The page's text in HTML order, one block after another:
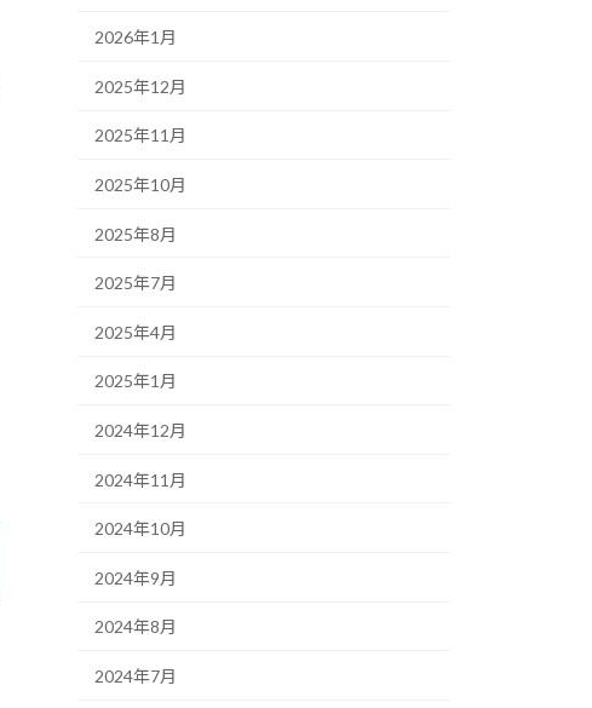
2026年1月
2025年12月
2025年11月
2025年10月
2025年8月
2025年7月
2025年4月
2025年1月
2024年12月
2024年11月
2024年10月
2024年9月
2024年8月
2024年7月